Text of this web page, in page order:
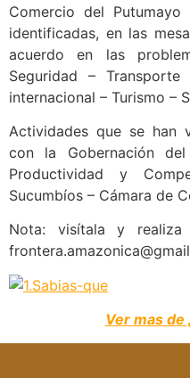
Comercio del
identificadas, en las
acuerdo en las
Seguridad –
internacional – Turismo –
Actividades que se han
con la Gobernación
Productividad y
Sucumbíos – Cámara de
Nota: visítala y
Ver mas de